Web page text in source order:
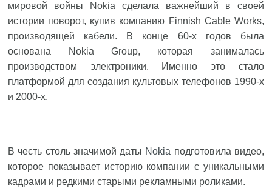
мировой войны Nokia сделала важнейший в своей
истории поворот, купив компанию Finnish Cable Works,
производящей кабели. В конце 60-х годов была
основана Nokia Group, которая занималась
производством электроники. Именно это стало
платформой для создания культовых телефонов 1990-х
и 2000-х.
В честь столь значимой даты Nokia подготовила видео,
которое показывает историю компании с уникальными
кадрами и редкими старыми рекламными роликами.